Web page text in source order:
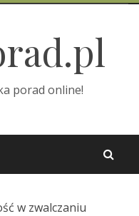
porad online!
w zwalczaniu